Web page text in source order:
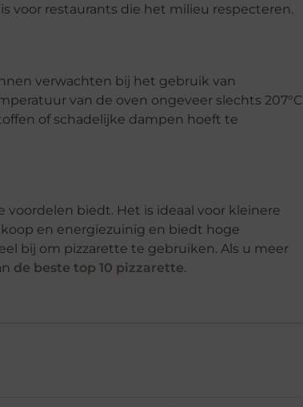
voor restaurants die het milieu respecteren.
verwachten bij het gebruik van
van de oven ongeveer slechts 207°C
of schadelijke dampen hoeft te
biedt. Het is ideaal voor kleinere
en energiezuinig en biedt hoge
bij om pizzarette te gebruiken. Als u meer
de beste top 10 pizzarette.